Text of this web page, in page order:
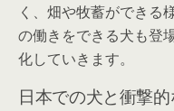
く、畑や牧蓄ができる
の働きをできる犬も登
化していきます。
日本での犬と衝撃